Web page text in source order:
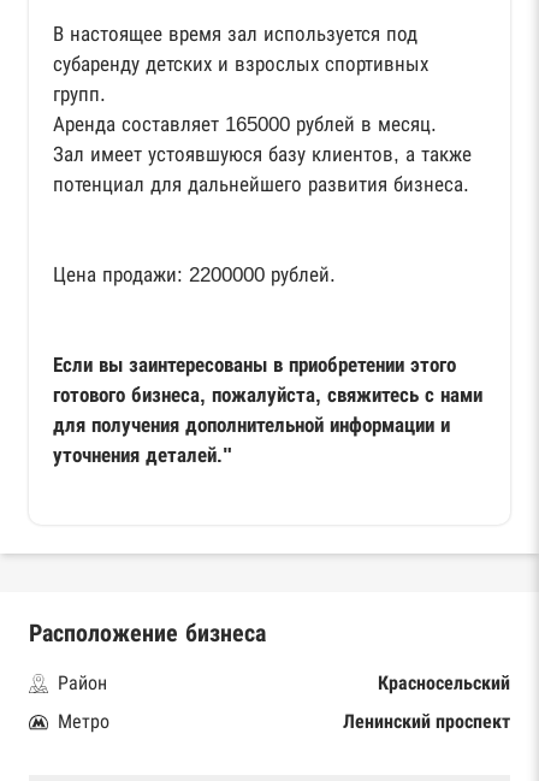
В настоящее время зал используется под
субаренду детских и взрослых спортивных
групп.
Аренда составляет 165000 рублей в месяц.
Зал имеет устоявшуюся базу клиентов, а также
потенциал для дальнейшего развития бизнеса.
Цена продажи: 2200000 рублей.
Если вы заинтересованы в приобретении этого
готового бизнеса, пожалуйста, свяжитесь с нами
для получения дополнительной информации и
уточнения деталей."
Расположение бизнеса
Район
Красносельский
Метро
Ленинский проспект